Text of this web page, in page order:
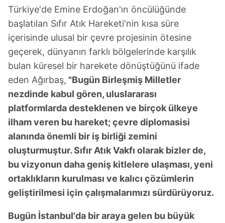
Türkiye'de Emine Erdoğan'ın öncülüğünde
başlatılan Sıfır Atık Hareketi'nin kısa süre
içerisinde ulusal bir çevre projesinin ötesine
geçerek, dünyanın farklı bölgelerinde karşılık
bulan küresel bir harekete dönüştüğünü ifade
eden Ağırbaş, "Bugün Birleşmiş Milletler
nezdinde kabul gören, uluslararası
platformlarda desteklenen ve birçok ülkeye
ilham veren bu hareket; çevre diplomasisi
alanında önemli bir iş birliği zemini
oluşturmuştur. Sıfır Atık Vakfı olarak bizler de,
bu vizyonun daha geniş kitlelere ulaşması, yeni
ortaklıkların kurulması ve kalıcı çözümlerin
geliştirilmesi için çalışmalarımızı sürdürüyoruz.
Bugün İstanbul'da bir araya gelen bu büyük